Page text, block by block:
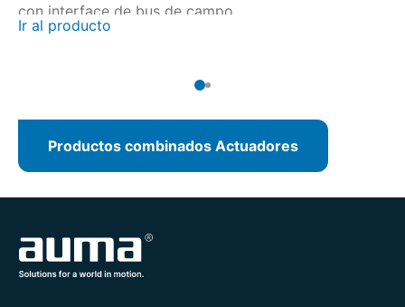
con interface de bus de campo.
Ir al producto
Productos combinados Actuadores